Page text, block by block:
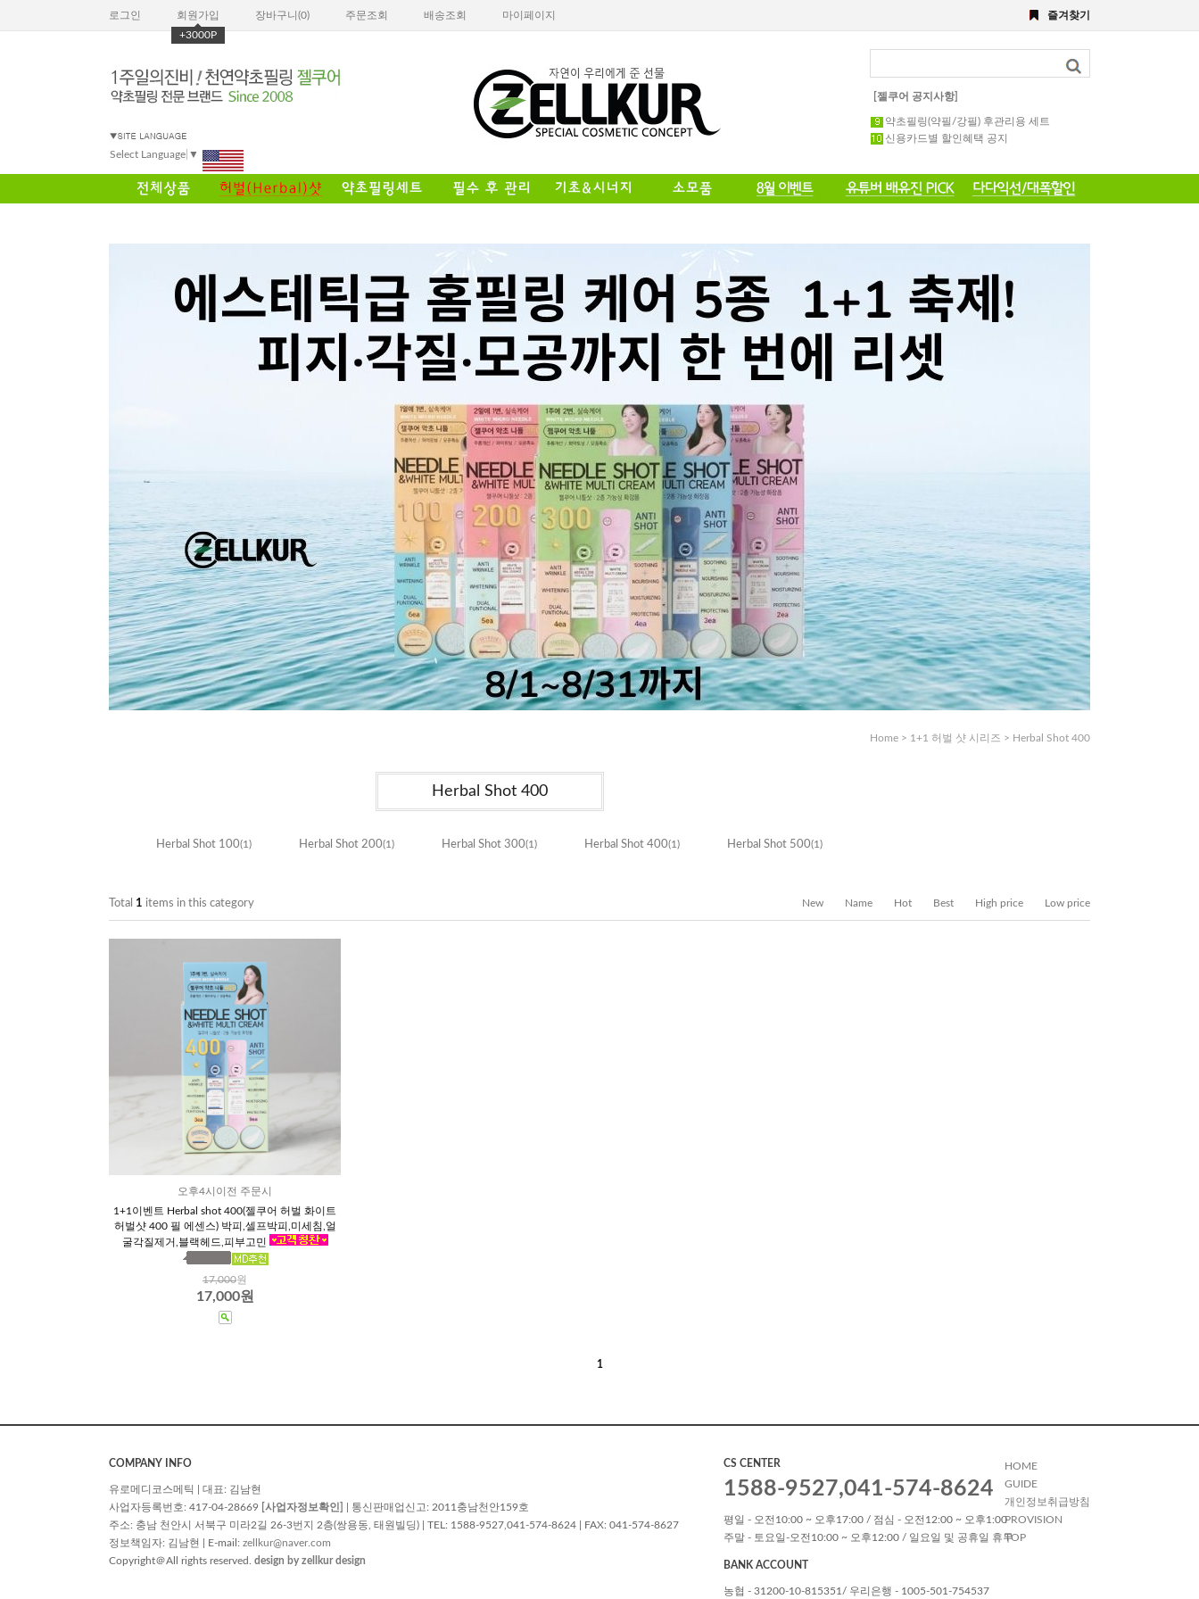
Select Language ▼
[젤쿠어 공지사항]
해초,약초필링세트
전화 주문 공지 이벤트
8월 이벤트공지
약초필링 1회용 세트
약초필링(약필/강필) 후관리용 세트
신용카드별 할인혜택 공지
로그인
회원가입
+3000P
장바구니(0) 주문조회 배송조회 마이페이지 즐겨찾기
Home > 1+1 허벌 샷 시리즈 > Herbal Shot 400
Herbal Shot 400
Herbal Shot 100(1) Herbal Shot 200(1) Herbal Shot 300(1) Herbal Shot 400(1) Herbal Shot 500(1)
Total 1 items in this category New Name Hot Best High price Low price
오후4시이전 주문시
1+1이벤트 Herbal shot 400(젤쿠어 허벌 화이트
허벌샷 400 필 에센스) 박피,셀프박피,미세침,얼
굴각질제거,블랙헤드,피부고민
17,000원
17,000원
1
COMPANY INFO
유로메디코스메틱 | 대표: 김남현
사업자등록번호: 417-04-28669 [사업자정보확인]
| 통신판매업신고: 2011충남천안159호
주소: 충남 천안시 서북구 미라2길 26-3번지 2층(쌍용동, 태원빌딩) | TEL: 1588-9527,041-574-8624 | FAX: 041-574-8627
정보책임자: 김남현 | E-mail: zellkur@naver.com
Copyright＠All rights reserved. design by zellkur design
CS CENTER
1588-9527,041-574-8624
평일 - 오전10:00 ~ 오후17:00 / 점심 - 오전12:00 ~ 오후1:00
주말 - 토요일-오전10:00 ~ 오후12:00 / 일요일 및 공휴일 휴무
BANK ACCOUNT
농협 - 31200-10-815351/ 우리은행 - 1005-501-754537
HOME
GUIDE
개인정보취급방침
PROVISION
TOP